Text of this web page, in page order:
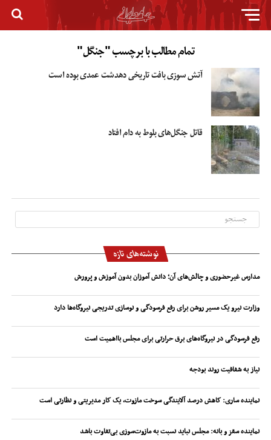
تمام مطالب با برچسب "جنگل"
آتش سوزی بافت تاریخی دهدشت عمدی بوده است
قاتل جنگل‌های بلوط به دام افتاد
نوشته‌های تازه
مدارس غیرحضوری و چالش‌های آن؛ دانش آموزان بدون آموزش و پرورش
وزارت نیرو یک مسیر روشن برای رفع فرسودگی و نوسازی تدریجی نیروگاه‌ها دارد
رفع فرسودگی در نیروگاه‌های برق حرارتی برای مجلس بااهمیت است
نیاز به شفافیت روند بودجه
نماینده ساری: کاهش درصد آلایندگی سوخت مازوت، یک کار مدیریتی و نظارتی است
نماینده سقز و بانه: مجلس نباید نسبت به مازوت‌سوزی بی‌تفاوت باشد